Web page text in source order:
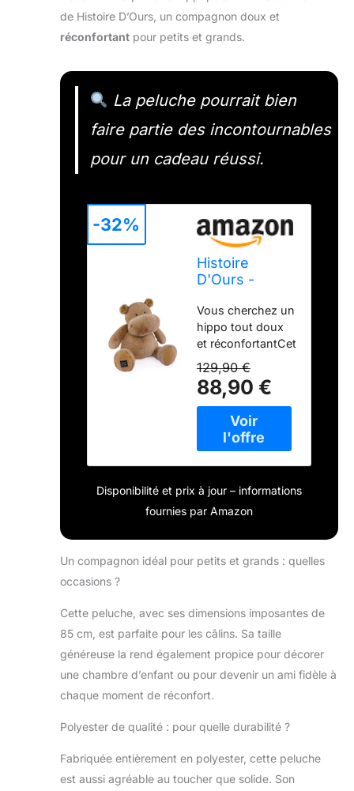
de Histoire D’Ours, un compagnon doux et
réconfortant pour petits et grands.
La peluche pourrait bien
faire partie des incontournables
pour un cadeau réussi.
Histoire
D'Ours -
Hippopotame
- HIPPO -
Chocolat
Chaud - 85 -
HO3205
Vous cherchez un
hippo tout doux
et réconfortantCet
hippo Chocolat
chaud gourmand
est fait pour vous
Existe en 3 tailles :
25 cm, 40 cm et
85 cm Taille de ce
100 percent
Polyester, lavable
129,90 €
88,90 €
-32%
Disponibilité et prix à jour – informations
fournies par Amazon
Un compagnon idéal pour petits et grands : quelles
occasions ?
Cette peluche, avec ses dimensions imposantes de
85 cm, est parfaite pour les câlins. Sa taille
généreuse la rend également propice pour décorer
une chambre d’enfant ou pour devenir un ami fidèle à
chaque moment de réconfort.
Polyester de qualité : pour quelle durabilité ?
Fabriquée entièrement en polyester, cette peluche
est aussi agréable au toucher que solide. Son